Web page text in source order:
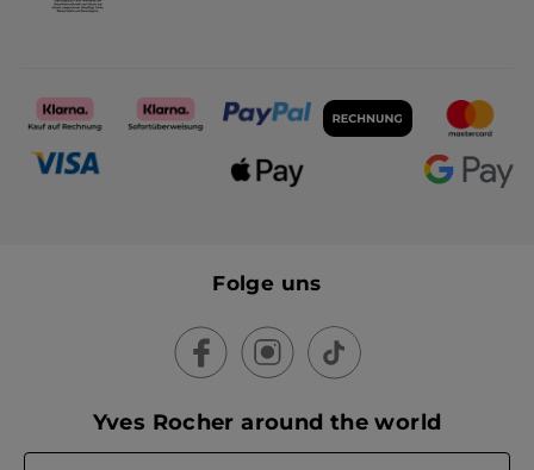
Folge uns
Yves Rocher around the world